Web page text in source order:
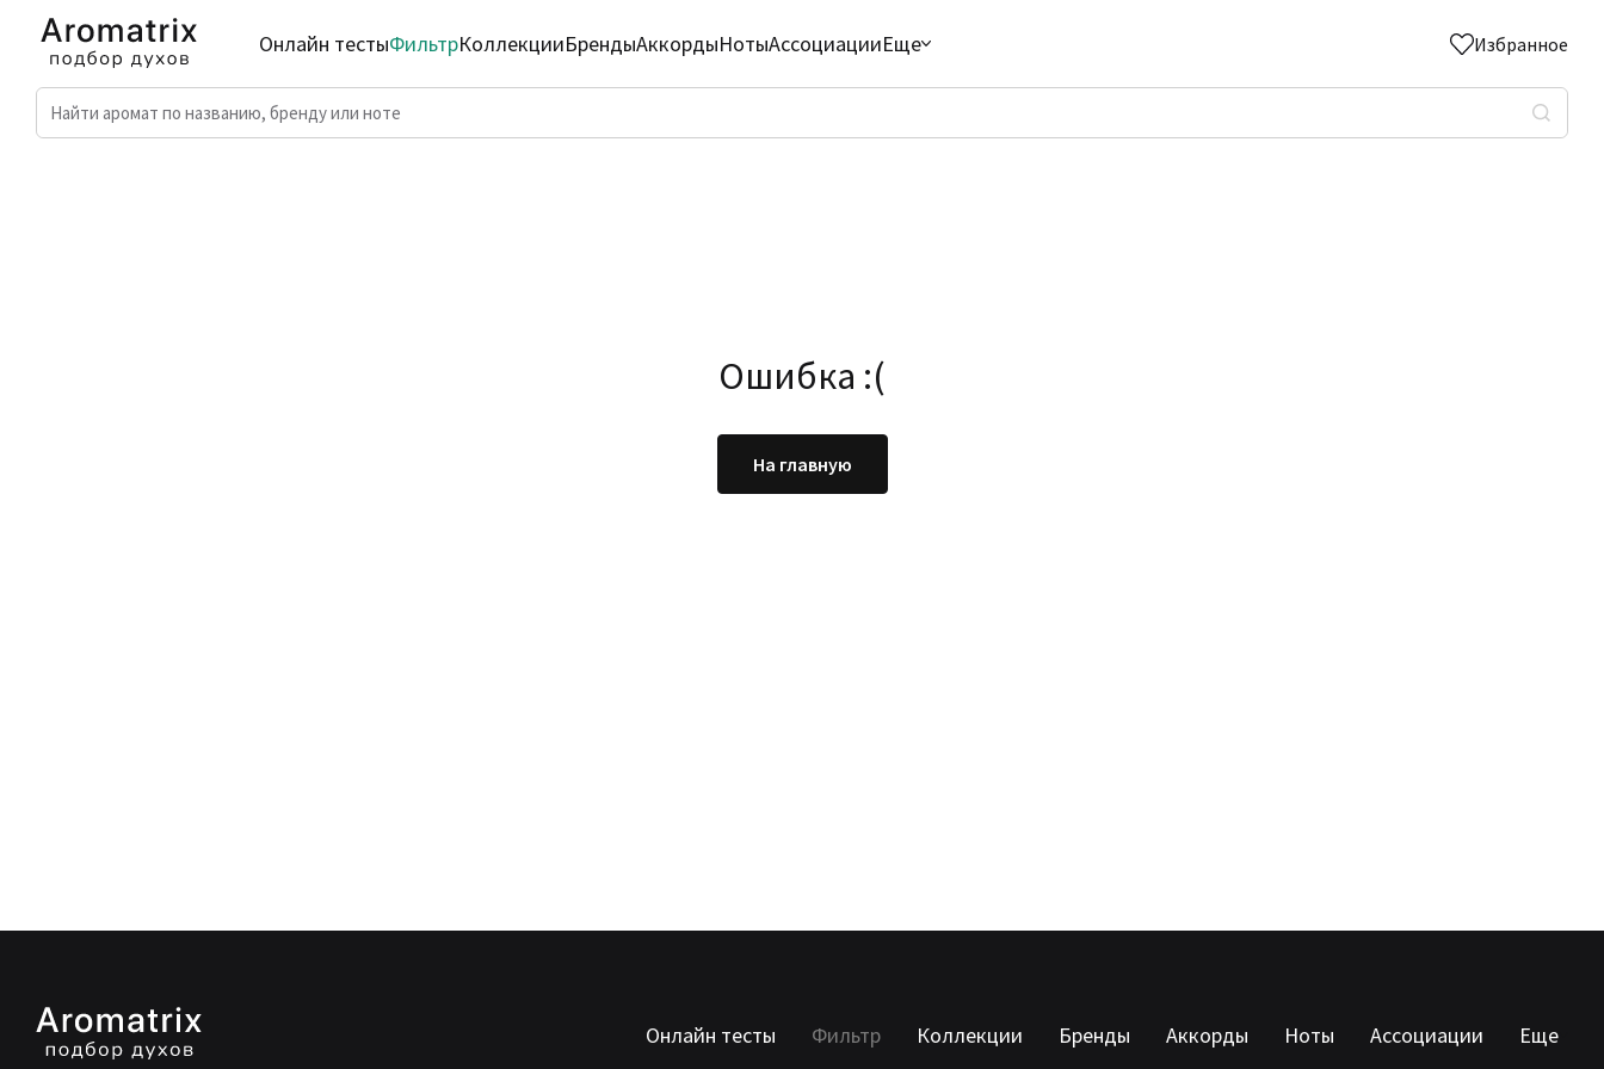
Онлайн тестыФильтрКоллекцииБрендыАккордыНотыАссоциацииЕще Избранное
Ошибка :(
На главную
Онлайн тесты Фильтр Коллекции Бренды Аккорды Ноты Ассоциации Еще